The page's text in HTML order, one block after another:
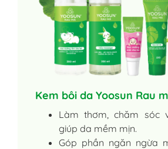
Kem bôi da Yoosun Rau
Làm thơm, chăm sóc
giúp da mềm mịn.
Góp phần ngăn ngừa